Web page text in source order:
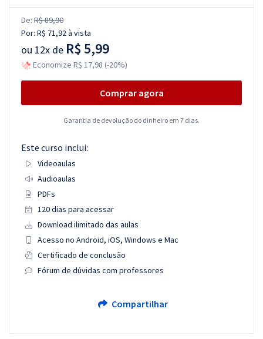
De: R$ 89,90
Por: R$ 71,92à vista
ou 12x de R$ 5,99
Economize R$ 17,98 (-20%)
Comprar agora
Garantia de devolução do dinheiro em 7 dias.
Este curso inclui:
Videoaulas
Audioaulas
PDFs
120 dias para acessar
Download ilimitado das aulas
Acesso no Android, iOS, Windows e Mac
Certificado de conclusão
Fórum de dúvidas com professores
Compartilhar